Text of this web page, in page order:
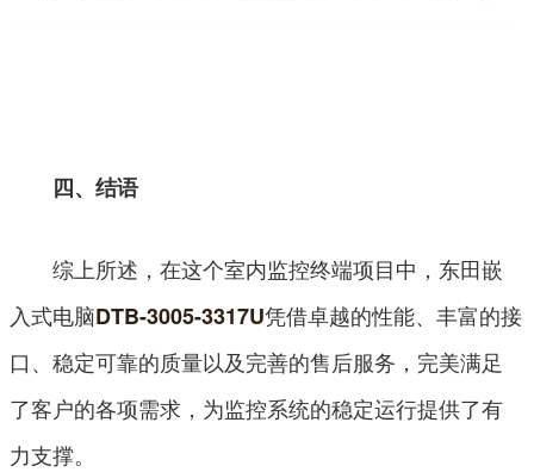
四、结语
综上所述，在这个室内监控终端项目中，东田嵌
入式电脑DTB-3005-3317U凭借卓越的性能、丰富的接
口、稳定可靠的质量以及完善的售后服务，完美满足
了客户的各项需求，为监控系统的稳定运行提供了有
力支撑。